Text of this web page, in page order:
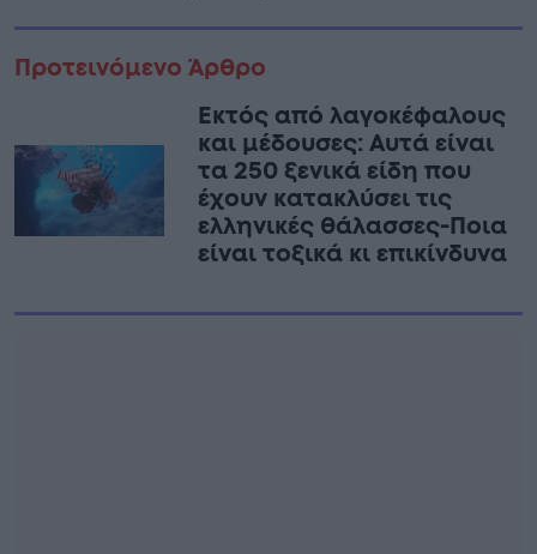
Προτεινόμενο Άρθρο
Εκτός από λαγοκέφαλους
και μέδουσες: Aυτά είναι
τα 250 ξενικά είδη που
έχουν κατακλύσει τις
ελληνικές θάλασσες-Ποια
είναι τοξικά κι επικίνδυνα